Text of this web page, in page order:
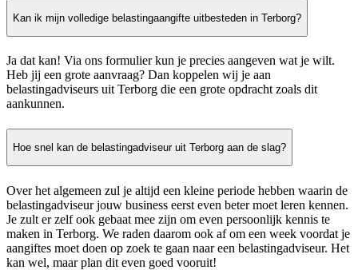
Kan ik mijn volledige belastingaangifte uitbesteden in Terborg?
Ja dat kan! Via ons formulier kun je precies aangeven wat je wilt.
Heb jij een grote aanvraag? Dan koppelen wij je aan
belastingadviseurs uit Terborg die een grote opdracht zoals dit
aankunnen.
Hoe snel kan de belastingadviseur uit Terborg aan de slag?
Over het algemeen zul je altijd een kleine periode hebben waarin de
belastingadviseur jouw business eerst even beter moet leren kennen.
Je zult er zelf ook gebaat mee zijn om even persoonlijk kennis te
maken in Terborg. We raden daarom ook af om een week voordat je
aangiftes moet doen op zoek te gaan naar een belastingadviseur. Het
kan wel, maar plan dit even goed vooruit!